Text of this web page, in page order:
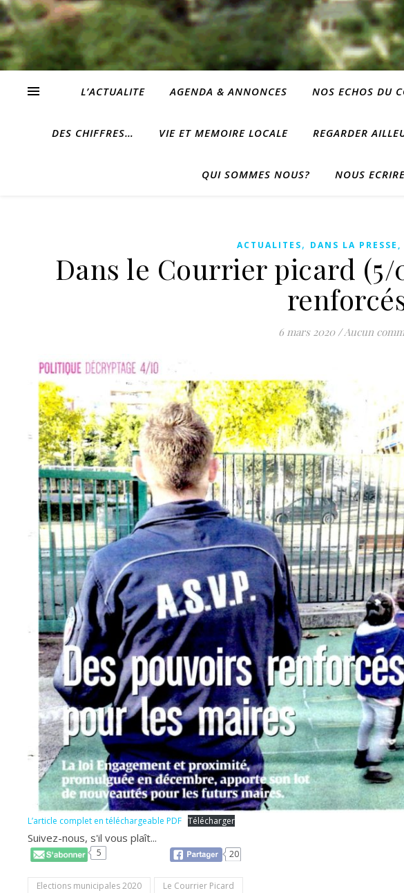
L’ACTUALITE AGENDA & ANNONCES NOS ECHOS DU
DES CHIFFRES… VIE ET MEMOIRE LOCALE REGARDER
QUI SOMMES NOUS? NOUS
ACTUALITES, DANS LA
Dans le Courrier picard (5/
6 mars 2020 /Aucun
L’article complet en téléchargeable PDF Télécharger
Suivez-nous, s'il vous plaît...
5 20
Elections municipales 2020 Le Courrier Picard